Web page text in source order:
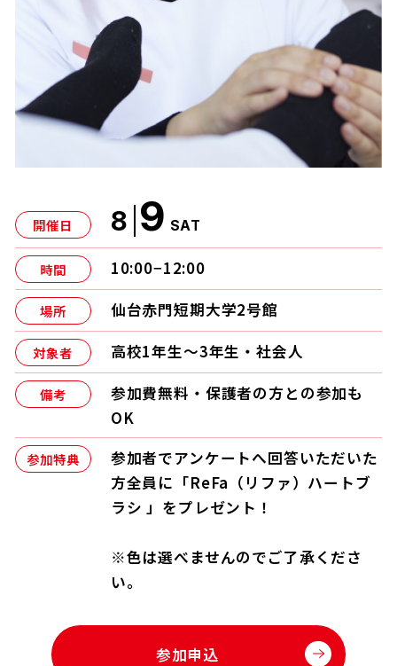
開催日 8 9 SAT
時間 10:00−12:00
場所 仙台赤門短期大学2号館
対象者 高校1年生〜3年生・社会人
備考
参加費無料・保護者の方との参加も
OK
参加特典
参加者でアンケートへ回答いただいた
方全員に「ReFa（リファ）ハートブ
ラシ 」をプレゼント！
※色は選べませんのでご了承くださ
い。
参加申込